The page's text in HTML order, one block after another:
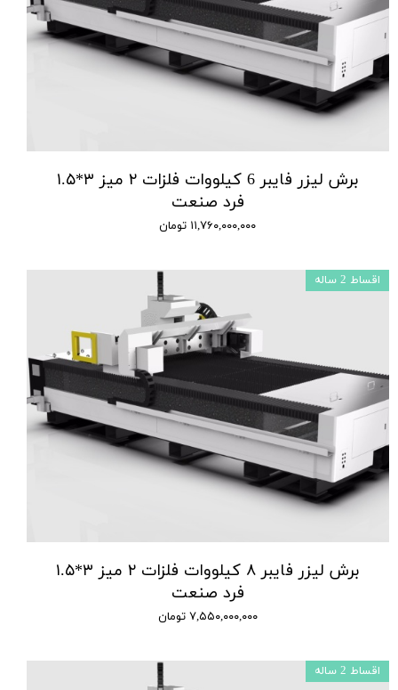
برش لیزر فایبر 6 کیلووات فلزات ۲ میز ۳*۱.۵
فرد صنعت
۱۱,۷۶۰,۰۰۰,۰۰۰ تومان
برش لیزر فایبر ۸ کیلووات فلزات ۲ میز ۳*۱.۵
فرد صنعت
۷,۵۵۰,۰۰۰,۰۰۰ تومان
اقساط 2 ساله
اقساط 2 ساله